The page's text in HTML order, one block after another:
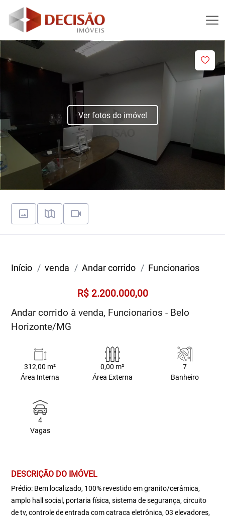
Ver fotos do imóvel
Início venda Andar corrido Funcionarios
R$ 2.200.000,00
Andar corrido à venda, Funcionarios - Belo
Horizonte/MG
312,00 m²
Área Interna
0,00 m²
Área Externa
7
Banheiro
4
Vagas
DESCRIÇÃO DO IMÓVEL
Prédio: Bem localizado, 100% revestido em granito/cerâmica,
amplo hall social, portaria física, sistema de segurança, circuito
de tv, controle de entrada com catraca eletrônica, 03 elevadores,